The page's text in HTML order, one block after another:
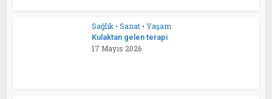
Sağlık • Sanat • Yaşam
Kulaktan gelen terapi
17 Mayıs 2026